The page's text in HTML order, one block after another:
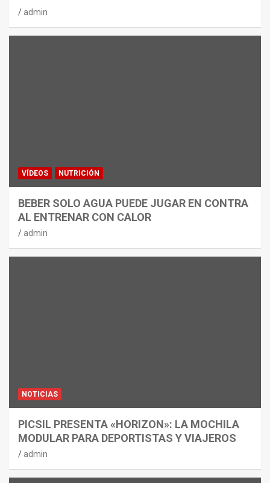
admin
VÍDEOS NUTRICIÓN
BEBER SOLO AGUA PUEDE JUGAR EN CONTRA
AL ENTRENAR CON CALOR
admin
NOTICIAS
PICSIL PRESENTA «HORIZON»: LA MOCHILA
MODULAR PARA DEPORTISTAS Y VIAJEROS
admin